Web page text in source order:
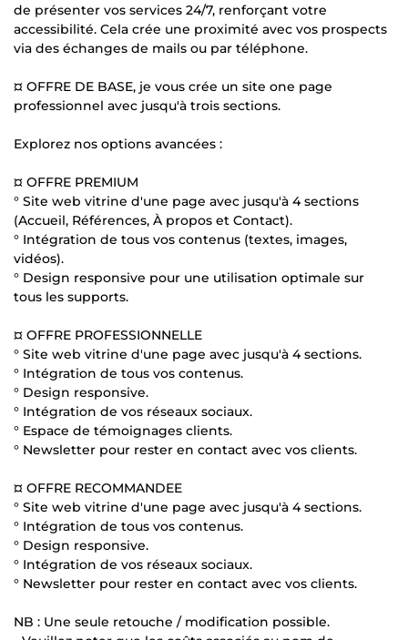
de présenter vos services 24/7, renforçant votre
accessibilité. Cela crée une proximité avec vos prospects
via des échanges de mails ou par téléphone.
¤ OFFRE DE BASE, je vous crée un site one page
professionnel avec jusqu'à trois sections.
Explorez nos options avancées :
¤ OFFRE PREMIUM
° Site web vitrine d'une page avec jusqu'à 4 sections
(Accueil, Références, À propos et Contact).
° Intégration de tous vos contenus (textes, images,
vidéos).
° Design responsive pour une utilisation optimale sur
tous les supports.
¤ OFFRE PROFESSIONNELLE
° Site web vitrine d'une page avec jusqu'à 4 sections.
° Intégration de tous vos contenus.
° Design responsive.
° Intégration de vos réseaux sociaux.
° Espace de témoignages clients.
° Newsletter pour rester en contact avec vos clients.
¤ OFFRE RECOMMANDEE
° Site web vitrine d'une page avec jusqu'à 4 sections.
° Intégration de tous vos contenus.
° Design responsive.
° Intégration de vos réseaux sociaux.
° Newsletter pour rester en contact avec vos clients.
NB : Une seule retouche / modification possible.